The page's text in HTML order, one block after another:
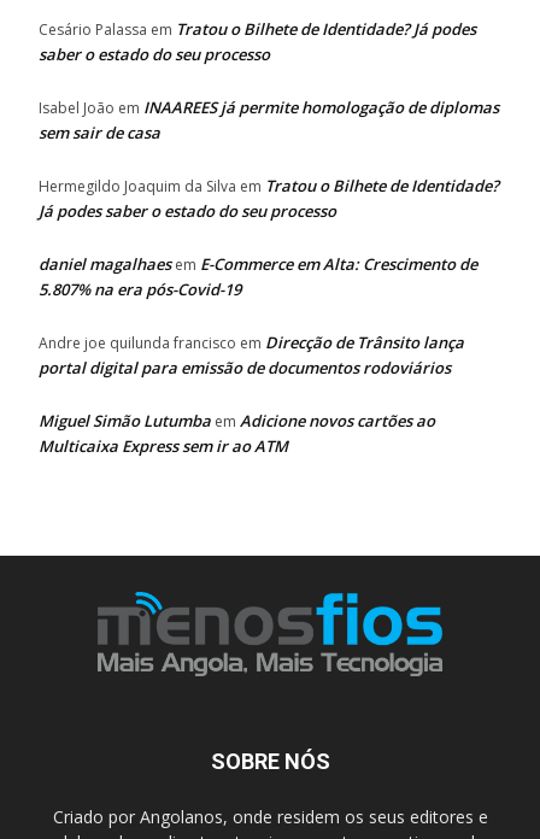
Cesário Palassa em Tratou o Bilhete de Identidade? Já podes
saber o estado do seu processo
Isabel João em INAAREES já permite homologação de diplomas
sem sair de casa
Hermegildo Joaquim da Silva em Tratou o Bilhete de Identidade?
Já podes saber o estado do seu processo
daniel magalhaesem E-Commerce em Alta: Crescimento de
5.807% na era pós-Covid-19
Andre joe quilunda francisco em Direcção de Trânsito lança
portal digital para emissão de documentos rodoviários
Miguel Simão Lutumba em Adicione novos cartões ao
Multicaixa Express sem ir ao ATM
SOBRE NÓS
Criado por Angolanos, onde residem os seus editores e